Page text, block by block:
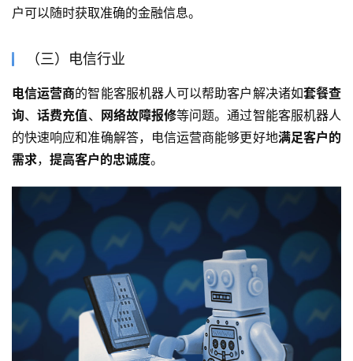
户可以随时获取准确的金融信息。
（三）电信行业
电信运营商的智能客服机器人可以帮助客户解决诸如套餐查
询、话费充值、 网络故障报修等问题。通过智能客服机器人
的快速响应和准确解答，电信运营商能够更好地满足客户的
需求， 提高客户的忠诚度。